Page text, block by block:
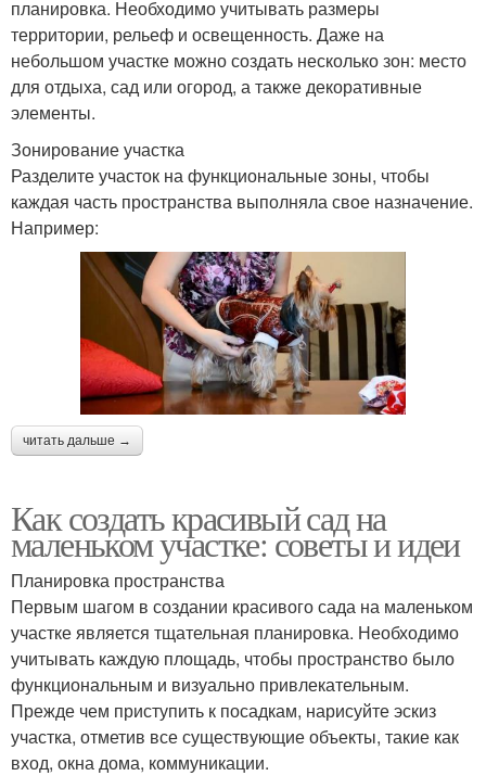
планировка. Необходимо учитывать размеры
территории, рельеф и освещенность. Даже на
небольшом участке можно создать несколько зон: место
для отдыха, сад или огород, а также декоративные
элементы.
Зонирование участка
Разделите участок на функциональные зоны, чтобы
каждая часть пространства выполняла свое назначение.
Например:
читать дальше →
Как создать красивый сад на
маленьком участке: советы и идеи
Планировка пространства
Первым шагом в создании красивого сада на маленьком
участке является тщательная планировка. Необходимо
учитывать каждую площадь, чтобы пространство было
функциональным и визуально привлекательным.
Прежде чем приступить к посадкам, нарисуйте эскиз
участка, отметив все существующие объекты, такие как
вход, окна дома, коммуникации.